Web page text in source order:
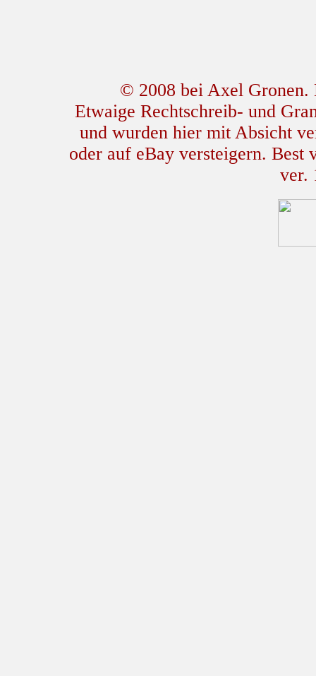
© 2008 bei Axel Gronen.
Etwaige Rechtschreib- und
und wurden hier mit Absicht
oder auf eBay versteigern. Best
ver.